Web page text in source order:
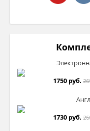
1750 руб.
1730 руб.